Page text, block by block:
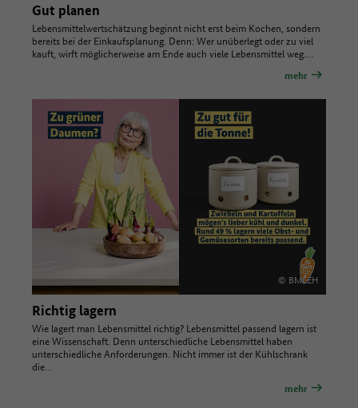
Gut planen
Lebensmittelwertschätzung beginnt nicht erst beim Kochen, sondern
bereits bei der Einkaufsplanung. Denn: Wer unüberlegt oder zu viel
kauft, wirft möglicherweise am Ende auch viele Lebensmittel weg.…
mehr
© BMLEH
Richtig lagern
Wie lagert man Lebensmittel richtig? Lebensmittel passend lagern ist
eine Wissenschaft. Denn unterschiedliche Lebensmittel haben
unterschiedliche Anforderungen. Nicht immer ist der Kühlschrank
die…
mehr